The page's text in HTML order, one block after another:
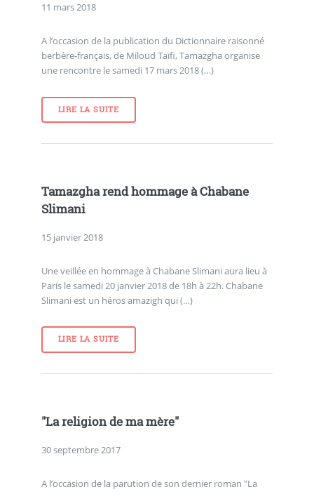
11 mars 2018
A l’occasion de la publication du Dictionnaire raisonné
berbère-français, de Miloud Taïfi, Tamazgha organise
une rencontre le samedi 17 mars 2018 (…)
LIRE LA SUITE
Tamazgha rend hommage à Chabane
Slimani
15 janvier 2018
Une veillée en hommage à Chabane Slimani aura lieu à
Paris le samedi 20 janvier 2018 de 18h à 22h. Chabane
Slimani est un héros amazigh qui (…)
LIRE LA SUITE
"La religion de ma mère"
30 septembre 2017
A l’occasion de la parution de son dernier roman "La